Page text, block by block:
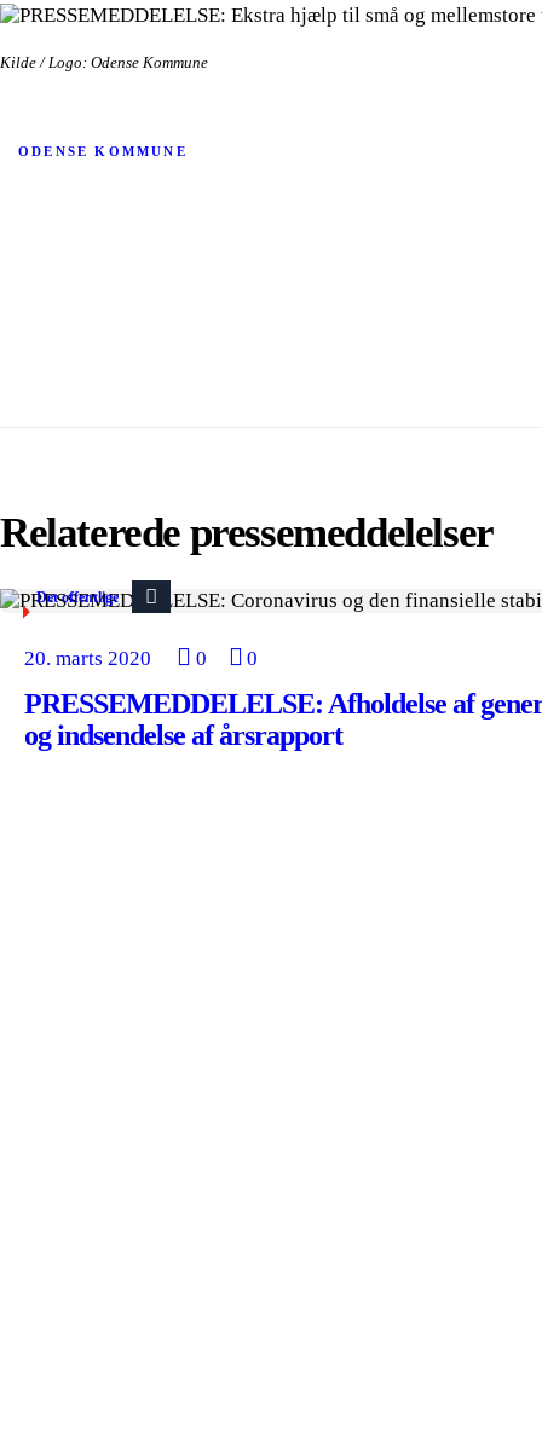
Kilde / Logo: Odense Kommune
ODENSE KOMMUNE
Relaterede pressemeddelelser
Det offentlige
20. marts 2020 0 0
PRESSEMEDDELELSE: Afholdelse af
og indsendelse af årsrapport